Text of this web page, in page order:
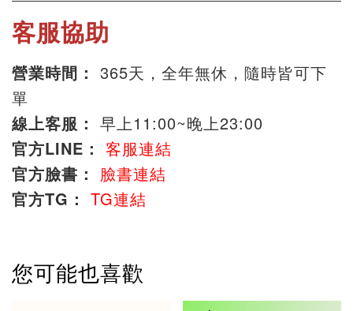
客服協助
營業時間： 365天，全年無休，隨時皆可下
單
線上客服： 早上11:00~晚上23:00
官方LINE： 客服連結
官方臉書： 臉書連結
官方TG： TG連結
您可能也喜歡